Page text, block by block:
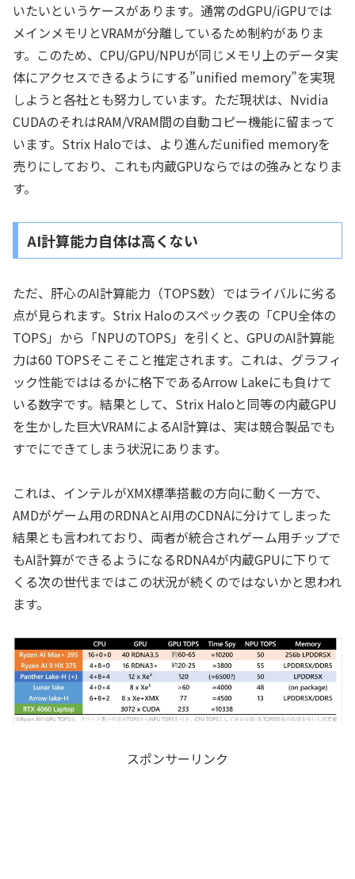
いたいというケースがあります。通常のdGPU/iGPUでは
メインメモリとVRAMが分離しているため制約がありま
す。このため、CPU/GPU/NPUが同じメモリ上のデータ実
体にアクセスできるようにする”unified memory”を実現
しようと各社とも努力しています。ただ現状は、Nvidia
CUDAのそれはRAM/VRAM間の自動コピー機能に留まって
います。Strix Haloでは、より進んだunified memoryを
売りにしており、これも内蔵GPUならではの強みとなりま
す。
AI計算能力自体は高くない
ただ、肝心のAI計算能力（TOPS数）ではライバルに劣る
点が見られます。Strix Haloのスペック表の「CPU全体の
TOPS」から「NPUのTOPS」を引くと、GPUのAI計算能
力は60 TOPSそこそこと推定されます。これは、グラフィ
ック性能でははるかに格下であるArrow Lakeにも負けて
いる数字です。結果として、Strix Haloと同等の内蔵GPU
を生かした巨大VRAMによるAI計算は、実は競合製品でも
すでにできてしまう状況にあります。
これは、インテルがXMX標準搭載の方向に動く一方で、
AMDがゲーム用のRDNAとAI用のCDNAに分けてしまった
結果とも言われており、両者が統合されゲーム用チップで
もAI計算ができるようになるRDNA4が内蔵GPUに下りて
くる次の世代まではこの状況が続くのではないかと思われ
ます。
スポンサーリンク